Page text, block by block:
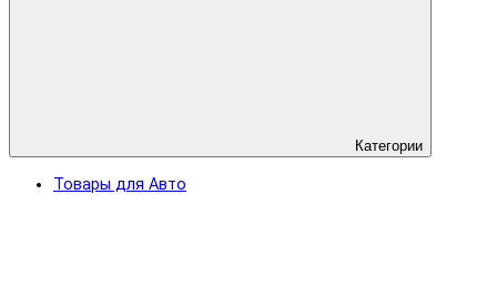
Категории
Товары для Авто